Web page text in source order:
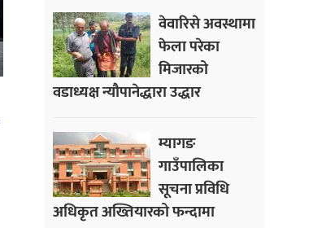
वेवारिसे अवस्थामा
फेला परेका
मिजारको
वडाध्यक्ष न्यौपानेद्धारा उद्धार
म्यागङ
गाउँपालिका
सूचना प्रविधि
अधिकृत अख्तियारको फन्दामा